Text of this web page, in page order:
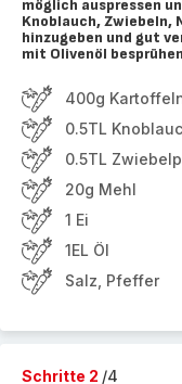
möglich auspressen
Knoblauch, Zwiebeln,
hinzugeben und gut
mit Olivenöl
400g
0.5TL
0.5TL
20g Mehl
1 Ei
1EL Öl
Salz, Pfeffer
Schritte 2 /4